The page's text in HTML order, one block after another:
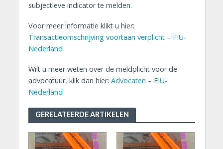
subjectieve indicator te melden.
Voor meer informatie klikt u hier:
Transactieomschrijving voortaan verplicht – FIU-
Nederland
Wilt u meer weten over de meldplicht voor de
advocatuur, klik dan hier: Advocaten – FIU-
Nederland
GERELATEERDE ARTIKELEN